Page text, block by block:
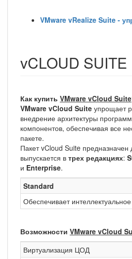
VMware vRealize Suite -
vCLOUD SUITE
Как купить VMware vCloud Suite
VMware vCloud Suite упрощает
внедрение архитектуры
компонентов, обеспечивая все
пакете.
Пакет vCloud Suite предназначен
выпускается в трех редакциях:
и Enterprise.
Standard
Обеспечивает
Возможности VMware vCloud
Виртуализация ЦОД